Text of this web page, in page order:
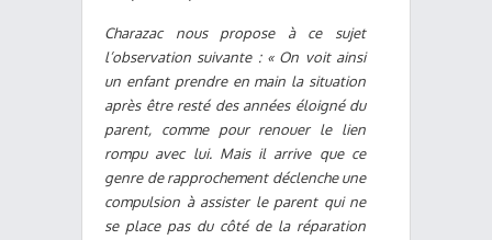
Charazac nous propose à ce sujet
l’observation suivante : « On voit ainsi
un enfant prendre en main la situation
après être resté des années éloigné du
parent, comme pour renouer le lien
rompu avec lui. Mais il arrive que ce
genre de rapprochement déclenche une
compulsion à assister le parent qui ne
se place pas du côté de la réparation